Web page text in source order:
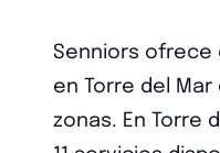
Senniors ofrece
en Torre del
zonas. En Torre